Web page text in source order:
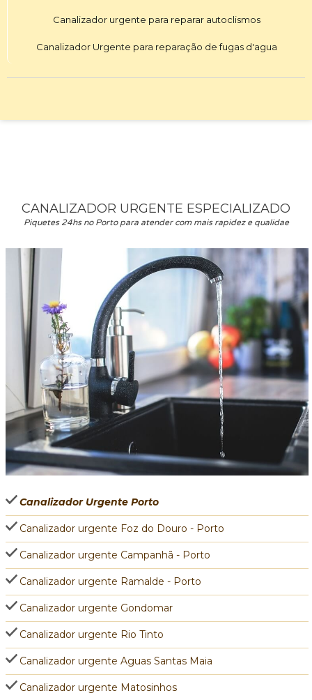
Canalizador urgente para reparar autoclismos
Canalizador Urgente para reparação de fugas d'agua
CANALIZADOR URGENTE ESPECIALIZADO
Piquetes 24hs no Porto para atender com mais rapidez e qualidae
Canalizador Urgente Porto
Canalizador urgente Foz do Douro - Porto
Canalizador urgente Campanhã - Porto
Canalizador urgente Ramalde - Porto
Canalizador urgente Gondomar
Canalizador urgente Rio Tinto
Canalizador urgente Aguas Santas Maia
Canalizador urgente Matosinhos